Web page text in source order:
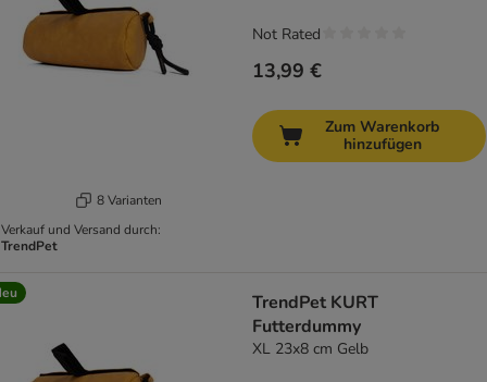
8 Varianten
Verkauf und Versand durch:
TrendPet
13,99 €
Not Rated
Zum Warenkorb
hinzufügen
TrendPet KURT
Futterdummy
XL 23x8 cm Gelb